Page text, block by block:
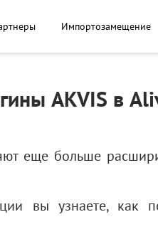
Импортозамещение
AKVIS в
еще больше
вы узнаете, как